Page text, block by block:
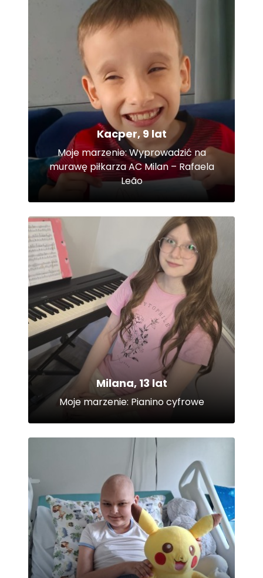
Kacper, 9 lat
Moje marzenie: Wyprowadzić na
murawę piłkarza AC Milan – Rafaela
Leão
Milana, 13 lat
Moje marzenie: Pianino cyfrowe